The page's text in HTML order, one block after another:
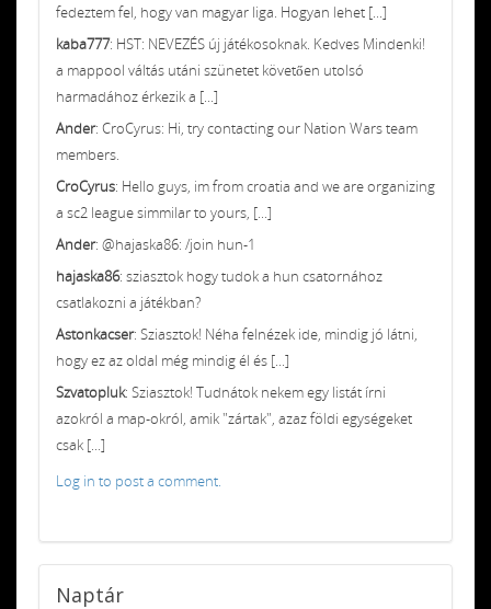
fedeztem fel, hogy van magyar liga. Hogyan lehet [...]
kaba777: HST: NEVEZÉS új játékosoknak. Kedves Mindenki!
a mappool váltás utáni szünetet követően utolsó
harmadához érkezik a [...]
Ander: CroCyrus: Hi, try contacting our Nation Wars team
members.
CroCyrus: Hello guys, im from croatia and we are organizing
a sc2 league simmilar to yours, [...]
Ander: @hajaska86: /join hun-1
hajaska86: sziasztok hogy tudok a hun csatornához
csatlakozni a játékban?
Astonkacser: Sziasztok! Néha felnézek ide, mindig jó látni,
hogy ez az oldal még mindig él és [...]
Szvatopluk: Sziasztok! Tudnátok nekem egy listát írni
azokról a map-okról, amik "zártak", azaz földi egységeket
csak [...]
Log in to post a comment.
Naptár